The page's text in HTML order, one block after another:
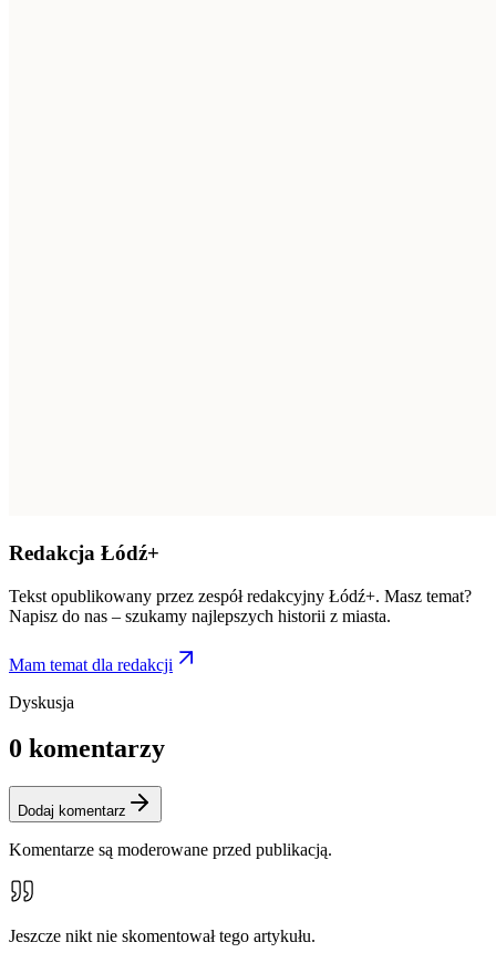
Redakcja Łódź+
Tekst opublikowany przez zespół redakcyjny Łódź+. Masz temat?
Napisz do nas – szukamy najlepszych historii z miasta.
Mam temat dla redakcji
Dyskusja
0 komentarzy
Dodaj komentarz
Komentarze są moderowane przed publikacją.
Jeszcze nikt nie skomentował tego artykułu.